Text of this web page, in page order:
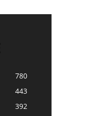
780
443
392